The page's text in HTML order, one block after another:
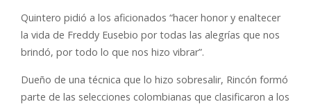
Quintero pidió a los aficionados “hacer honor y enaltecer
la vida de Freddy Eusebio por todas las alegrías que nos
brindó, por todo lo que nos hizo vibrar”.
Dueño de una técnica que lo hizo sobresalir, Rincón formó
parte de las selecciones colombianas que clasificaron a los